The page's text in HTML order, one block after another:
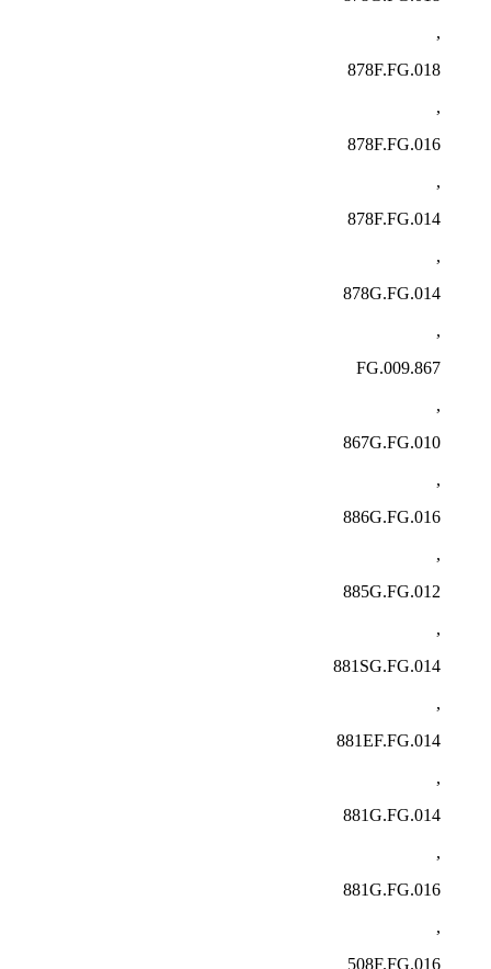
,
878F.FG.018
,
878F.FG.016
,
878F.FG.014
,
878G.FG.014
,
867.FG.009
,
867G.FG.010
,
886G.FG.016
,
885G.FG.012
,
881SG.FG.014
,
881EF.FG.014
,
881G.FG.014
,
881G.FG.016
,
508F.FG.016